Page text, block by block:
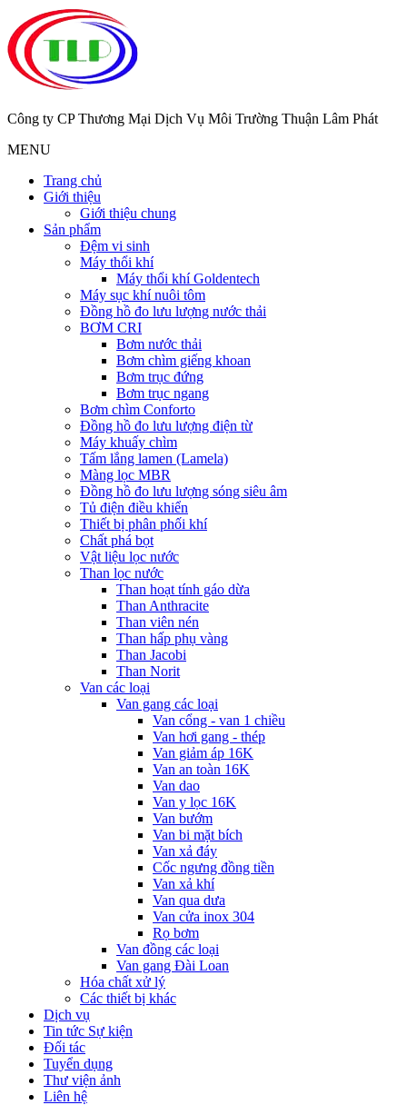
Công ty CP Thương Mại Dịch Vụ Môi Trường Thuận Lâm Phát
MENU
Trang chủ
Giới thiệu
Giới thiệu chung
Sản phẩm
Đệm vi sinh
Máy thổi khí
Máy thổi khí Goldentech
Máy sục khí nuôi tôm
Đồng hồ đo lưu lượng nước thải
BƠM CRI
Bơm nước thải
Bơm chìm giếng khoan
Bơm trục đứng
Bơm trục ngang
Bơm chìm Conforto
Đồng hồ đo lưu lượng điện từ
Máy khuấy chìm
Tấm lắng lamen (Lamela)
Màng lọc MBR
Đồng hồ đo lưu lượng sóng siêu âm
Tủ điện điều khiển
Thiết bị phân phối khí
Chất phá bọt
Vật liệu lọc nước
Than lọc nước
Than hoạt tính gáo dừa
Than Anthracite
Than viên nén
Than hấp phụ vàng
Than Jacobi
Than Norit
Van các loại
Van gang các loại
Van cổng - van 1 chiều
Van hơi gang - thép
Van giảm áp 16K
Van an toàn 16K
Van dao
Van y lọc 16K
Van bướm
Van bi mặt bích
Van xả đáy
Cốc ngưng đồng tiền
Van xả khí
Van qua dưa
Van cửa inox 304
Rọ bơm
Van đồng các loại
Van gang Đài Loan
Hóa chất xử lý
Các thiết bị khác
Dịch vụ
Tin tức Sự kiện
Đối tác
Tuyển dụng
Thư viện ảnh
Liên hệ